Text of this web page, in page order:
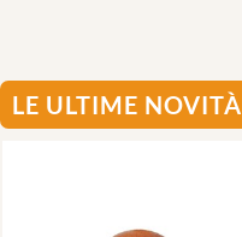
LE ULTIME NOVITÀ